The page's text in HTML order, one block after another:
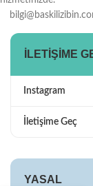
İLETIŞIME
Instagram
İletişime Geç
YASAL